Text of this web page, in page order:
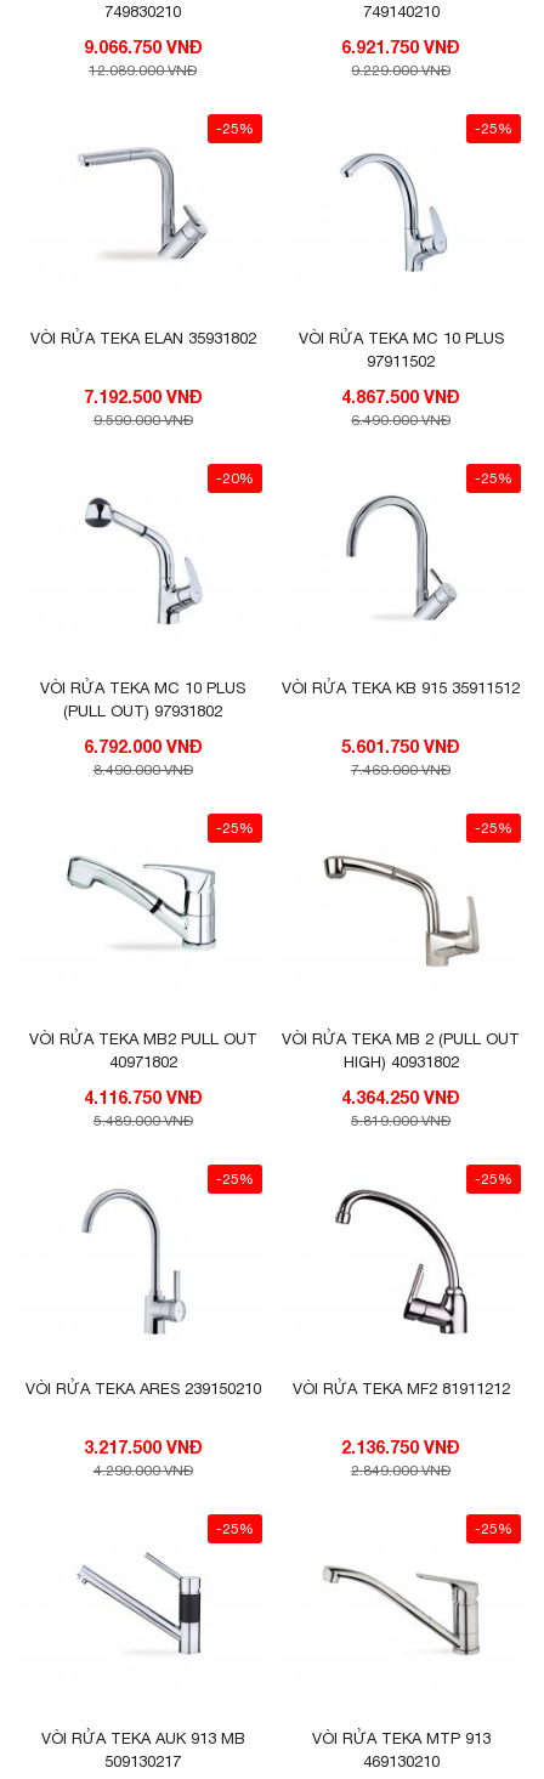
749830210
9.066.750 VNĐ
12.089.000 VNĐ
749140210
6.921.750 VNĐ
9.229.000 VNĐ
-25%
VÒI RỬA TEKA ELAN 35931802
7.192.500 VNĐ
9.590.000 VNĐ
-25%
VÒI RỬA TEKA MC 10 PLUS
97911502
4.867.500 VNĐ
6.490.000 VNĐ
-20%
VÒI RỬA TEKA MC 10 PLUS
(PULL OUT) 97931802
6.792.000 VNĐ
8.490.000 VNĐ
-25%
VÒI RỬA TEKA KB 915 35911512
5.601.750 VNĐ
7.469.000 VNĐ
-25%
VÒI RỬA TEKA MB2 PULL OUT
40971802
4.116.750 VNĐ
5.489.000 VNĐ
-25%
VÒI RỬA TEKA MB 2 (PULL OUT
HIGH) 40931802
4.364.250 VNĐ
5.819.000 VNĐ
-25%
VÒI RỬA TEKA ARES 239150210
3.217.500 VNĐ
4.290.000 VNĐ
-25%
VÒI RỬA TEKA MF2 81911212
2.136.750 VNĐ
2.849.000 VNĐ
-25%
VÒI RỬA TEKA AUK 913 MB
509130217
-25%
VÒI RỬA TEKA MTP 913
469130210